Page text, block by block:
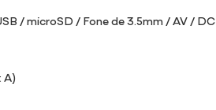
/ microSD / Fone de 3.5mm / AV / DC
A)